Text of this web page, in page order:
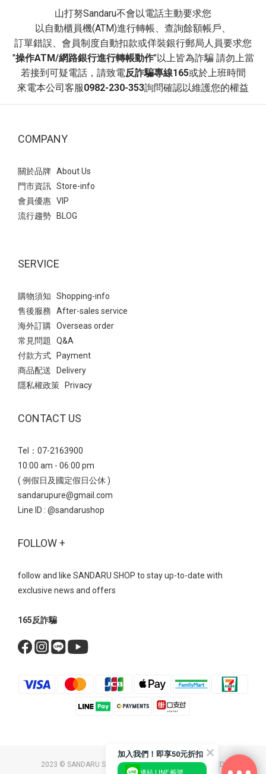
合自帶「學生氣息」，能瞬間為穿搭注入活力與俏皮感。 白色泡泡
袖洋裝，黑色的滾邊設計與腳上的黑色瑪莉珍鞋首尾呼應，讓整體
色系維持在簡潔的黑白配，顯得俐落又高級。 非常適合看展、書店
約會、或是日常課堂。即便服裝很簡單（如素色洋裝），只要鞋襪
搭得好，穿搭完整度就會很高！ 瑪莉珍 復古交叉帶內增高瑪莉珍
鞋- 平底瑪莉珍鞋：最實穿的日常首選方頭編織紋一字帶瑪莉珍鞋此
職場或日常休閒美感。 瑪莉珍 方頭編織紋一字帶瑪莉珍鞋- 這款鞋
的視覺層次 上身白色的法式袖襯衫搭配黑色花苞短裙，與鞋子的黑
色底色呼應，營造出輕盈且優雅的「法式少女感」。 Point：建議搭
配一個與鞋子同色系的包包，能讓整體穿搭視覺更和諧，並凸顯鞋
子上的金色鎖釦作為整體的精緻點綴 瑪莉珍 拼接波點繫帶鎖釦瑪莉
輕盈、慵懶且不失優雅的氣息。 仙氣少女風→ 選擇微透感的服裝與
鞋款的甜美元素呼應，同時利用裙長展現腿部比例。 襪子點綴是靈
厚底鞋視覺感不沉重。 瑪莉珍 鑽飾小花雙帶輕量瑪莉珍鞋 - 休閒鬆
弛風正夯：機能瑪莉珍運動鞋真皮雙帶內增高瑪莉珍運動鞋結合了
「運動休閒」與「優雅瑪莉珍」的混血單品， 透過真皮與麂皮拼接
及豆豆防滑大底，營造出一種率性且具備機能感的時髦態度。 復古
刷色寬鬆的牛仔褲輪廓與具備分量感的運動型瑪莉珍完美契合，營
整體視覺，展現強烈的個人風格。 瑪莉珍 真皮雙帶內增高瑪莉珍運
平底，但隱藏的內增高設計能偷偷拉長小腿比例， 讓即便穿著容易
顯矮的五分寬褲，也能保有修長的視覺效果。 瑪莉珍 復古芭蕾魔鬼
是網紗透膚瑪莉珍，每一款都體現了時髦舒適的完美結合。 不用在
上一雙吧！ Bestsellers 美鞋清單瑪莉珍 復古交叉帶內增高瑪莉珍鞋
NT$999瑪莉珍 拼接波點繫帶鎖釦瑪莉珍鞋 NT$1690 NT$999瑪莉
珍 法式透膚網紗平底芭蕾鞋 NT$1690 NT$999瑪莉珍 鑽飾小花雙帶
NT$1190瑪莉珍 素面軟皮內增高瑪莉珍鞋 NT$1890 NT$1190
山打努Sandaru不會以電話主動要求您
以自動櫃員機(ATM)進行轉帳、查詢餘額帳戶、
訂單錯誤、會員制度自動扣款或佯裝銀行郵局人員要求您
"操作ATM/網路銀行進行轉帳動作"以上皆為詐騙 請勿上當
若接到可疑電話，請致電反詐騙專線165或於上班時間
來電本公司客服0982-230-353詢問確認以維護您的權益
COMPANY
關於品牌 About Us
門市資訊 Store-info
會員優惠 VIP
流行趨勢 BLOG
SERVICE
購物須知 Shopping-info
售後服務 After-sales service
海外訂購 Overseas order
常見問題 Q&A
付款方式 Payment
商品配送 Delivery
隱私權政策 Privacy
CONTACT US
Tel：07-2163900
10:00 am - 06:00 pm
( 例假日及國定假日公休 )
sandarupure@gmail.com
Line ID : @sandarushop
FOLLOW +
follow and like SANDARU SHOP to stay up-to-date with
exclusive news and offers
165反詐騙
2023 © SANDARU SHOP CO. LTD. ALL RIGHTS RESERVED.
加入我們！即享50元折扣
連結 LINE 帳號